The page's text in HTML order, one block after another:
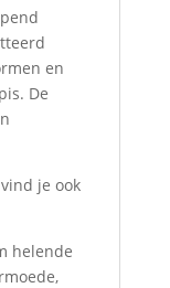
en
De
vind je ook
helende